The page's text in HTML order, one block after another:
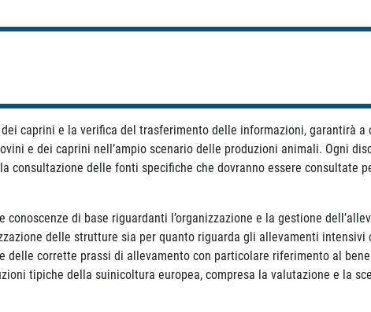
caprini e la verifica del trasferimento delle informazioni, garantirà a
e dei caprini nell’ampio scenario delle produzioni animali. Ogni
consultazione delle fonti specifiche che dovranno essere consultate
di base riguardanti l’organizzazione e la gestione
delle strutture sia per quanto riguarda gli allevamenti
corrette prassi di allevamento con particolare riferimento al
tipiche della suinicoltura europea, compresa la valutazione e la